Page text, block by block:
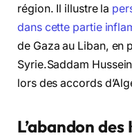
région. Il illustre la
dans cette partie
de Gaza au Liban, en
Syrie.Saddam
lors des accords
L’abandon des